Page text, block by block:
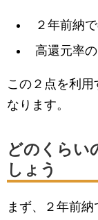
２年前納
高還元率
この２点を利用
なります。
どのくらい
しょう
まず、２年前